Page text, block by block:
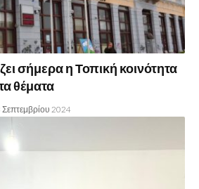
σήμερα η Τοπική κοινότητα
θέματα
Σεπτεμβρίου 2024